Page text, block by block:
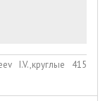
I.V.,круглые 415